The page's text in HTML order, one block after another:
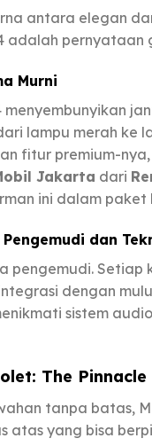
antara elegan
adalah
Murni
lampu merah ke
fitur premium-
Jakarta dari
ini dalam paket
dan
pengemudi.
dengan
sistem
The
tanpa batas,
atas yang bisa